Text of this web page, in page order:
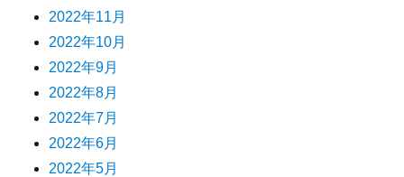
2022年11月
2022年10月
2022年9月
2022年8月
2022年7月
2022年6月
2022年5月